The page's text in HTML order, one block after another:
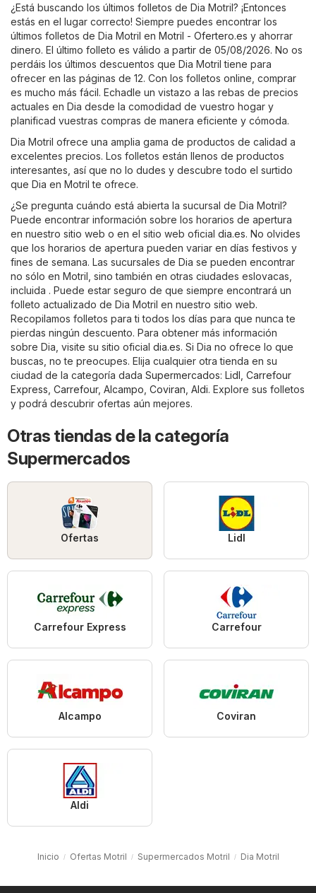
¿Está buscando los últimos folletos de Dia Motril? ¡Entonces
estás en el lugar correcto! Siempre puedes encontrar los
últimos folletos de Dia Motril en Motril - Ofertero.es y ahorrar
dinero. El último folleto es válido a partir de 05/08/2026. No os
perdáis los últimos descuentos que Dia Motril tiene para
ofrecer en las páginas de 12. Con los folletos online, comprar
es mucho más fácil. Echadle un vistazo a las rebas de precios
actuales en Dia desde la comodidad de vuestro hogar y
planificad vuestras compras de manera eficiente y cómoda.
Dia Motril ofrece una amplia gama de productos de calidad a
excelentes precios. Los folletos están llenos de productos
interesantes, así que no lo dudes y descubre todo el surtido
que Dia en Motril te ofrece.
¿Se pregunta cuándo está abierta la sucursal de Dia Motril?
Puede encontrar información sobre los horarios de apertura
en nuestro sitio web o en el sitio web oficial dia.es. No olvides
que los horarios de apertura pueden variar en días festivos y
fines de semana. Las sucursales de Dia se pueden encontrar
no sólo en Motril, sino también en otras ciudades eslovacas,
incluida . Puede estar seguro de que siempre encontrará un
folleto actualizado de Dia Motril en nuestro sitio web.
Recopilamos folletos para ti todos los días para que nunca te
pierdas ningún descuento. Para obtener más información
sobre Dia, visite su sitio oficial dia.es. Si Dia no ofrece lo que
buscas, no te preocupes. Elija cualquier otra tienda en su
ciudad de la categoría dada Supermercados: Lidl Carrefour
Express Carrefour, Alcampo Coviran Aldi. Explore sus folletos
y podrá descubrir ofertas aún mejores.
Otras tiendas de la categoría
Supermercados
Ofertas Lidl
Carrefour Express Carrefour
Alcampo Coviran
Aldi
Inicio Ofertas Motril Supermercados Motril Dia Motril